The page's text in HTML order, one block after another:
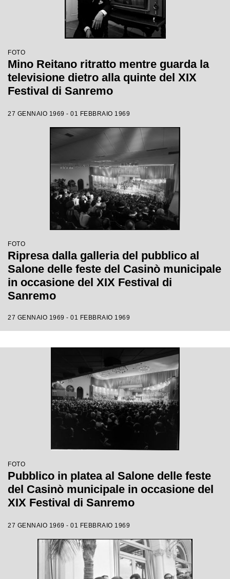
FOTO
Mino Reitano ritratto mentre guarda la
televisione dietro alla quinte del XIX
Festival di Sanremo
27 GENNAIO 1969 - 01 FEBBRAIO 1969
FOTO
Ripresa dalla galleria del pubblico al
Salone delle feste del Casinò municipale
in occasione del XIX Festival di
Sanremo
27 GENNAIO 1969 - 01 FEBBRAIO 1969
FOTO
Pubblico in platea al Salone delle feste
del Casinò municipale in occasione del
XIX Festival di Sanremo
27 GENNAIO 1969 - 01 FEBBRAIO 1969